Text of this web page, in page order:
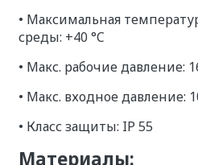
• Максимальная
среды: +40 °C
• Макс. рабочие давление:
• Макс. входное давление:
• Класс защиты: IP 55